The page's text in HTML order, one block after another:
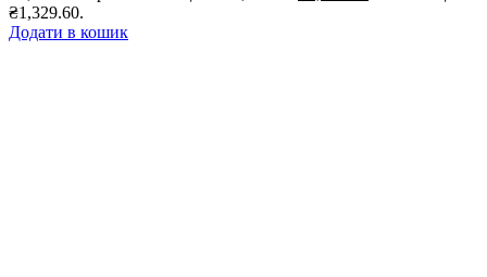
₴1,329.60.
Додати в кошик